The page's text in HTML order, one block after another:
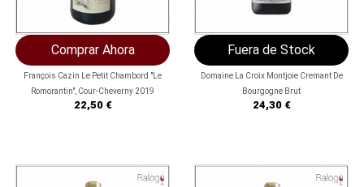
Comprar Ahora
François Cazin Le Petit Chambord "Le
Romorantin", Cour-Cheverny 2019
Precio
22,50 €
Fuera de Stock
Domaine La Croix Montjoie Cremant De
Bourgogne Brut
Precio
24,30 €